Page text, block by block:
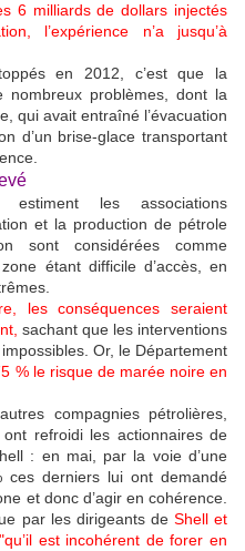
6 milliards de dollars injectés
l’expérience n’a jusqu’à
en 2012, c’est que la
problèmes, dont la
qui avait entraîné l’évacuation
d’un brise-glace transportant
les associations
et la production de pétrole
sont considérées comme
étant difficile d’accès, en
les conséquences seraient
sachant que les interventions
Or, le Département
% le risque de marée noire en
compagnies pétrolières,
refroidi les actionnaires de
: en mai, par la voie d’une
derniers lui ont demandé
et donc d’agir en cohérence.
par les dirigeants de Shell et
est incohérent de forer en